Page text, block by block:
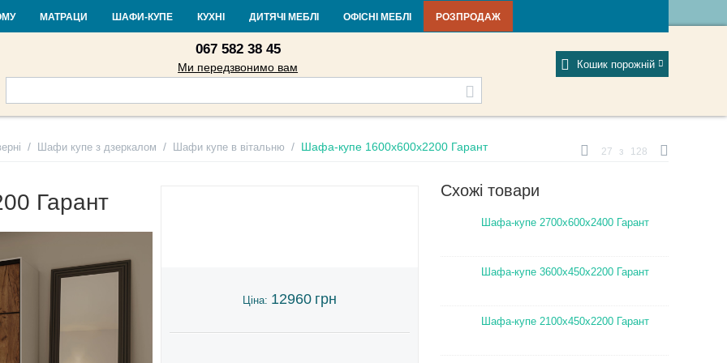
Контакти Доставка і оплата Гарантія та повернення Кредит Статті та новини Фабрики
067 582 38 45
Ми передзвонимо вам Кошик порожній
МАТРАЦИ ШАФИ-КУПЕ КУХНІ ДИТЯЧІ МЕБЛІ ОФІСНІ МЕБЛІ РОЗПРОДАЖ
/ Шафи купе з дзеркалом / Шафи купе в вітальню / Шафа-купе 1600х600х2200 Гарант 27 з 128
Гарант
Ціна: 12960 грн
Схожі товари
Шафа-купе 2700х600х2400 Гарант
Шафа-купе 3600х450х2200 Гарант
Шафа-купе 2100х450х2200 Гарант